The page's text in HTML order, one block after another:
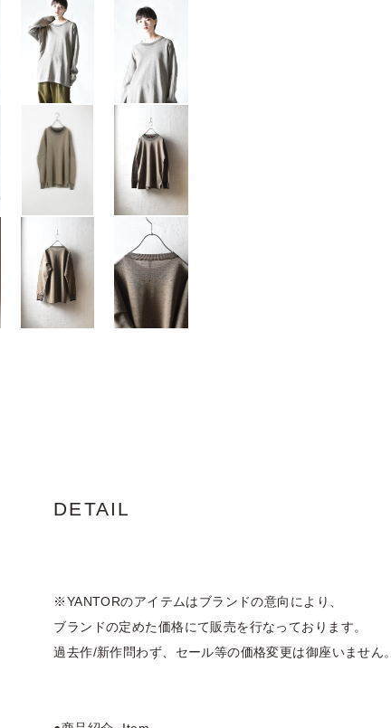
DETAIL
※YANTORのアイテムはブランドの意向により、
ブランドの定めた価格にて販売を行なっております。
過去作/新作問わず、セール等の価格変更は御座いません。